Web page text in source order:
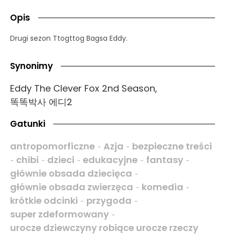
Opis
Drugi sezon Ttogttog Bagsa Eddy.
Synonimy
Eddy The Clever Fox 2nd Season,
똑똑박사 에디2
Gatunki
antropomorficzne - Azja - bezpieczne treści
- chibi - dzieci - edukacyjne - fantasy -
głównie obsada dziecięca -
głównie obsada zwierzęca - komedia -
krótkie odcinki - przygoda -
super zdeformowany -
urocze dziewczyny robiące urocze rzeczy